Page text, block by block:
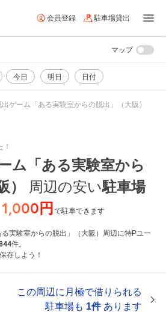
会員登録 駐車場貸出
今日 明日 日付
マップ
出ゲーム「ある実験室からの脱出」（大阪）
ム「ある実験室から
周辺の安い駐車場
1,000円で駐車できます
実験室からの脱出」（大阪）周辺に特Pユー
件。
存しよう！
この周辺に月極で借りられる
駐車場も 1件あります